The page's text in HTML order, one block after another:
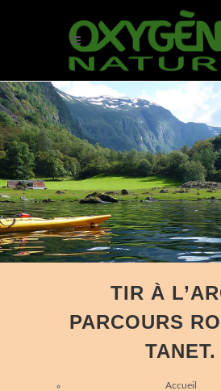
TIR À
PARCOURS
TANET.
Accueil